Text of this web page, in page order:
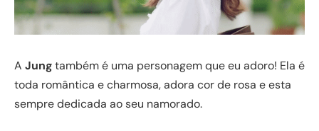
A Jungtambém é uma personagem que eu adoro! Ela é
toda romântica e charmosa, adora cor de rosa e esta
sempre dedicada ao seu namorado.